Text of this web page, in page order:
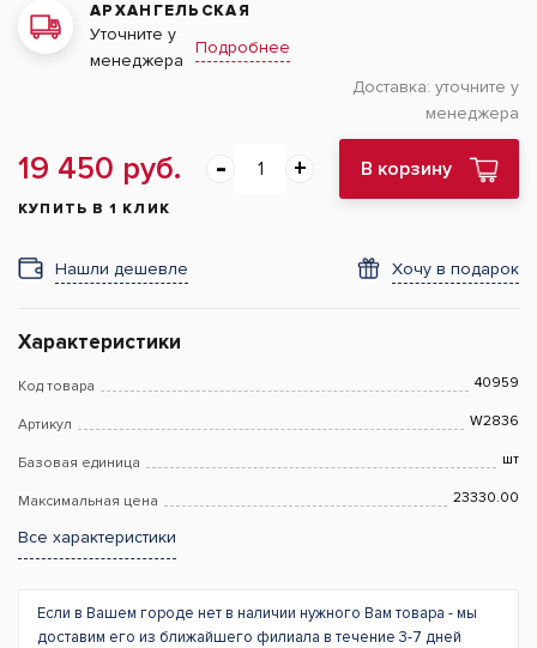
АРХАНГЕЛЬСКАЯ
Уточните у
менеджера
Подробнее
Доставка: уточните у
менеджера
19 450 руб. В корзину
КУПИТЬ В 1 КЛИК
Нашли дешевле Хочу в подарок
Характеристики
Код товара 40959
Артикул W2836
Базовая единица шт
Максимальная цена 23330.00
Все характеристики
Если в Вашем городе нет в наличии нужного Вам товара - мы
доставим его из ближайшего филиала в течение 3-7 дней